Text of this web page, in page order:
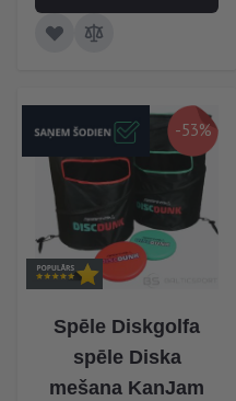
-53%
Spēle Diskgolfa
spēle Diska
mešana KanJam